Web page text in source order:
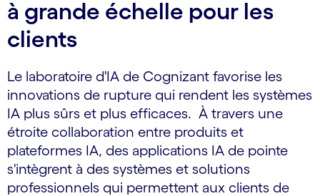
à grande échelle pour les
clients
Le laboratoire d'IA de Cognizant favorise les
innovations de rupture qui rendent les systèmes
IA plus sûrs et plus efficaces. À travers une
étroite collaboration entre produits et
plateformes IA, des applications IA de pointe
s'intègrent à des systèmes et solutions
professionnels qui permettent aux clients de